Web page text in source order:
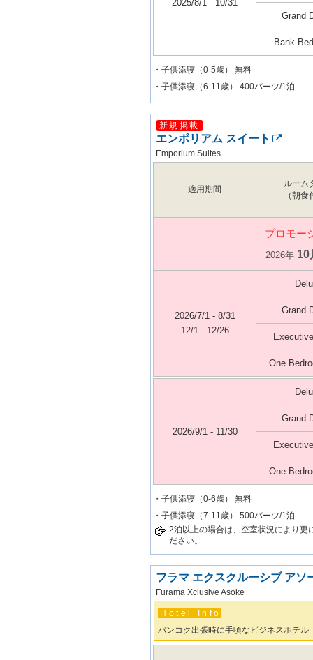
2025/8/1 - 10/31
Grand
Bank
・子供添寝（0-5歳） 無料
・子供添寝（6-11歳） 400バーツ/1泊
新規掲載
エンポリアム スイート
Emporium Suites
適用期間
ルーム
（朝
プロモー
2026年 10
2026/7/1 - 8/31
12/1 - 12/26
Grand
One
2026/9/1 - 11/30
Grand
One
・子供添寝（0-6歳） 無料
・子供添寝（7-11歳） 500バーツ/1泊
2泊以上の場合は、空室状況により更
ださい。
フラマ エクスクルーシブ アソ
Furama Xclusive Asoke
Hotel Info
バンコク出張時に手頃なビジネスホテル